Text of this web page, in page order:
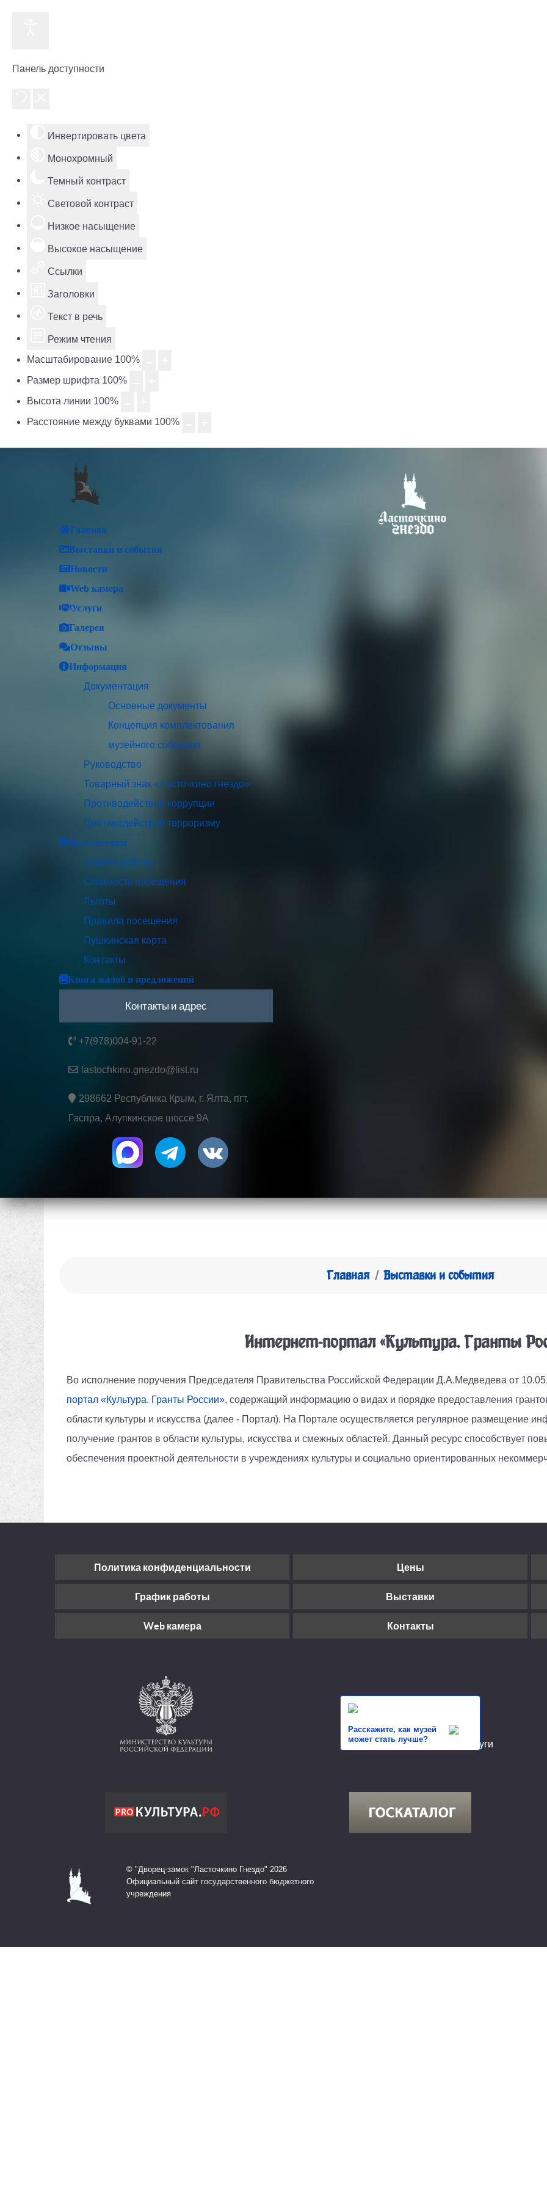
Панель доступности
Инвертировать цвета
Монохромный
Темный контраст
Световой контраст
Низкое насыщение
Высокое насыщение
Ссылки
Заголовки
Текст в речь
Режим чтения
Масштабирование 100%
Размер шрифта 100%
Высота линии 100%
Расстояние между буквами 100%
Главная
Выставки и события
Новости
Web камера
Услуги
Галерея
Отзывы
Информация
Документация
Основные документы
Концепция комплектования
музейного собрания
Руководство
Товарный знак «Ласточкино гнездо»
Противодействие коррупции
Противодействие терроризму
Посетителям
График работы
Стоимость посещения
Льготы
Правила посещения
Пушкинская карта
Контакты
Книга жалоб и предложений
Контакты и адрес
+7(978)004-91-22
lastochkino.gnezdo@list.ru
298662 Республика Крым, г. Ялта, пгт.
Гаспра, Алупкинское шоссе 9А
Главная Выставки и события
Интернет-портал «Культура. Гранты
Во исполнение поручения Председателя Правительства Российской Федерации Д.А.Медведева от
портал «Культура. Гранты России», содержащий информацию о видах и порядке предоставления
области культуры и искусства (далее - Портал). На Портале осуществляется регулярное размещение
получение грантов в области культуры, искусства и смежных областей. Данный ресурс способствует
обеспечения проектной деятельности в учреждениях культуры и социально ориентированных
Политика конфиденциальности Цены
График работы Выставки
Web камера Контакты
Расскажите, как музей
может стать лучше?
© "Дворец-замок "Ласточкино Гнездо" 2026
Официальный сайт государственного бюджетного
учреждения